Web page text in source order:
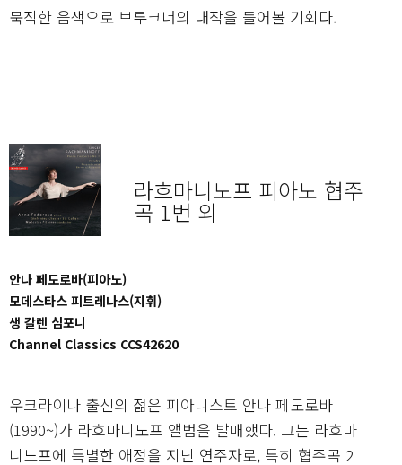
묵직한 음색으로 브루크너의 대작을 들어볼 기회다.
라흐마니노프 피아노 협주
곡 1번 외
안나 페도로바(피아노)
모데스타스 피트레나스(지휘)
생 갈렌 심포니
Channel Classics CCS42620
우크라이나 출신의 젊은 피아니스트 안나 페도로바
(1990~)가 라흐마니노프 앨범을 발매했다. 그는 라흐마
니노프에 특별한 애정을 지닌 연주자로, 특히 협주곡 2